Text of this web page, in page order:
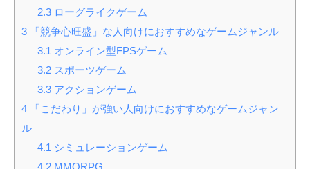
2.3ローグライクゲーム
3 「競争心旺盛」な人向けにおすすめなゲームジャンル
3.1 オンライン型FPSゲーム
3.2スポーツゲーム
3.3アクションゲーム
4 「こだわり」が強い人向けにおすすめなゲームジャン
ル
4.1 シミュレーションゲーム